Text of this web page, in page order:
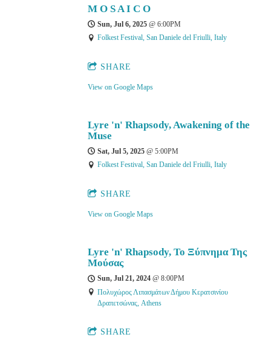
M O S A I C O
Sun, Jul 6, 2025@ 6:00PM
Folkest Festival, San Daniele del Friulli, Italy
SHARE
View on Google Maps
Lyre 'n' Rhapsody, Awakening of the
Muse
Sat, Jul 5, 2025@ 5:00PM
Folkest Festival, San Daniele del Friulli, Italy
SHARE
View on Google Maps
Lyre 'n' Rhapsody, Το Ξύπνημα Της
Μούσας
Sun, Jul 21, 2024@ 8:00PM
Πολυχώρος Λιπασμάτων Δήμου Κερατσινίου
Δραπετσώνας, Athens
SHARE